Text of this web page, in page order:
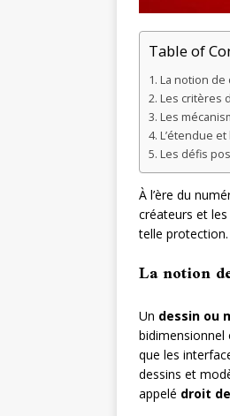
Table of
La notion
Les critères
Les
L’étendue
Les défis
À l’ère du
créateurs et
telle protection.
La notion
Un dessin ou
que les
dessins et
appelé droit